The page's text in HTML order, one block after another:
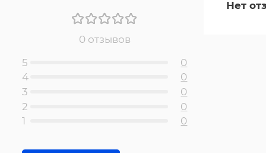
0 отзывов
5
0
4
0
3
0
2
0
1
0
Нет